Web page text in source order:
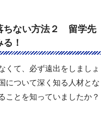
ちない方法２ 留学先
！
くて、必ず遠出をしましょ
について深く知る人材とな
ことを知っていましたか？